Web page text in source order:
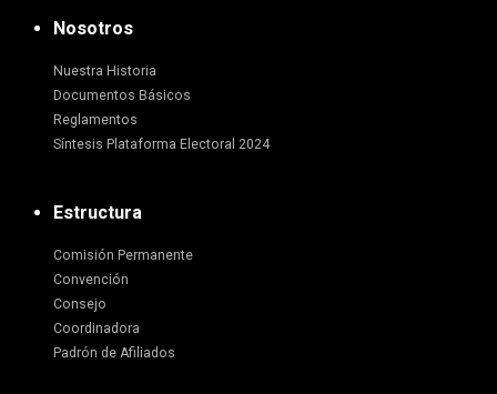
Nosotros
Nuestra Historia
Documentos Básicos
Reglamentos
Síntesis Plataforma Electoral 2024
Estructura
Comisión Permanente
Convención
Consejo
Coordinadora
Padrón de Afiliados